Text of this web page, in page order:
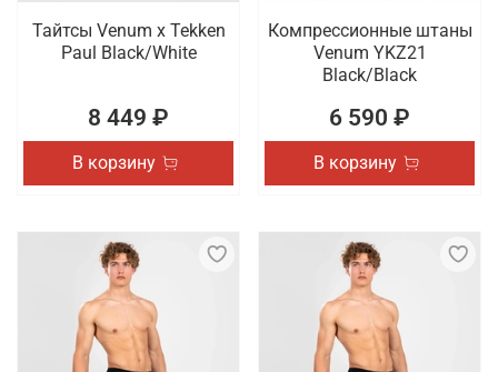
Тайтсы Venum x Tekken
Paul Black/White
8 449 ₽
В корзину
Компрессионные штаны
Venum YKZ21
Black/Black
6 590 ₽
В корзину